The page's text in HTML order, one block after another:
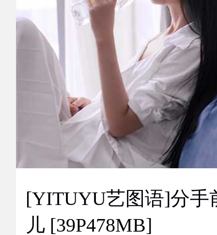
[YITUYU艺图语]分手
儿 [39P478MB]